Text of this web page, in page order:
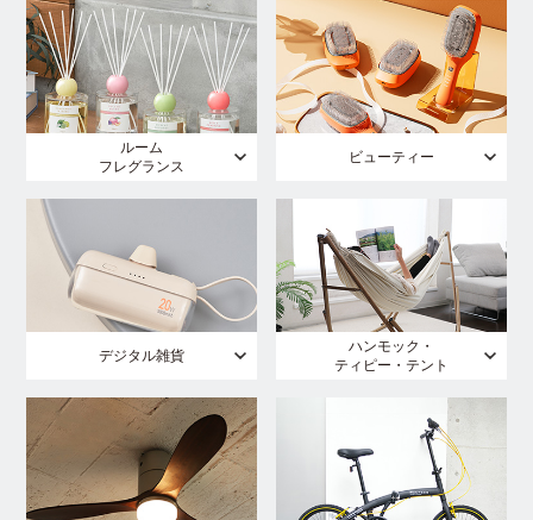
ルーム
フレグランス
ビューティー
デジタル雑貨
ハンモック・
ティピー・テント